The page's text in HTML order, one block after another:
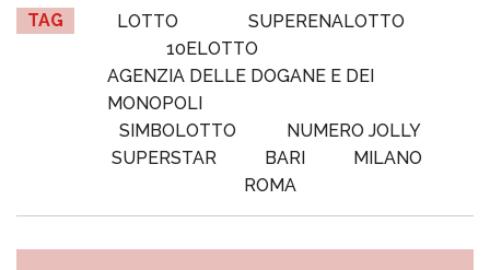
TAG LOTTO
SUPERENALOTTO
10ELOTTO
AGENZIA DELLE DOGANE E DEI
MONOPOLI
SIMBOLOTTO
NUMERO JOLLY
SUPERSTAR
BARI
MILANO
ROMA